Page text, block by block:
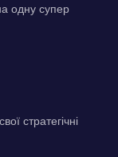
одну супер
стратегічні